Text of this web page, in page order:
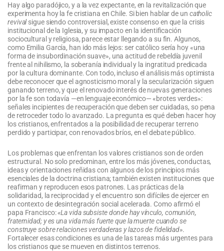
Hay algo paradójico, y a la vez expectante, en la revitalización que
experimenta hoy la fe cristiana en Chile. Si bien hablar de un catholic
revivalsigue siendo controversial, existe consenso en que la crisis
institucional de la Iglesia, y su impacto en la identificación
sociocultural y religiosa, parece estar llegando a su fin. Algunos,
como Emilia García, han ido más lejos: ser católico sería hoy «una
forma de insubordinación suave», una actitud de rebeldía juvenil
frente al nihilismo, la soberanía individual y la ingratitud predicada
por la cultura dominante. Con todo, incluso el análisis más optimista
debe reconocer que el agnosticismo moral y la secularización siguen
ganando terreno, y que el renovado interés de nuevas generaciones
por la fe son todavía —en lenguaje económico— «brotes verdes»:
señales incipientes de recuperación que deben ser cuidadas, so pena
de retroceder todo lo avanzado. La pregunta es qué deben hacer hoy
los cristianos, enfrentados a la posibilidad de recuperar terreno
perdido y participar, con renovados bríos, en el debate público.
Los problemas que enfrentan los valores cristianos son de orden
estructural. No solo predominan, entre los más jóvenes, conductas,
ideas y orientaciones reñidas con algunos de los principios más
esenciales de la doctrina cristiana; también existen instituciones que
reafirman y reproducen esos patrones. Las prácticas de la
solidaridad, la reciprocidad y el encuentro son difíciles de ejercer en
un contexto de desintegración social acelerada. Como afirmó el
papa Francisco:«La vida subsiste donde hay vínculo, comunión,
fraternidad; y es una vida más fuerte que la muerte cuando se
construye sobre relaciones verdaderas y lazos de fidelidad».
Fortalecer esas condiciones es una de las tareas más urgentes para
los cristianos que se mueven en distintos terrenos.